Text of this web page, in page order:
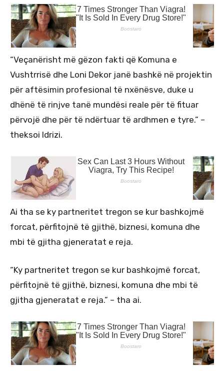
“Veçanërisht më gëzon fakti që Komuna e
Vushtrrisë dhe Loni Dekor janë bashkë në projektin
për aftësimin profesional të nxënësve, duke u
dhënë të rinjve tanë mundësi reale për të fituar
përvojë dhe për të ndërtuar të ardhmen e tyre.” –
theksoi Idrizi.
Ai tha se ky partneritet tregon se kur bashkojmë
forcat, përfitojnë të gjithë, biznesi, komuna dhe
mbi të gjitha gjeneratat e reja.
“Ky partneritet tregon se kur bashkojmë forcat,
përfitojnë të gjithë, biznesi, komuna dhe mbi të
gjitha gjeneratat e reja.” – tha ai.